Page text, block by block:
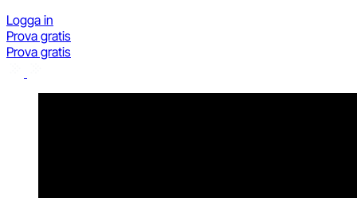
Logga in
Prova gratis
Prova gratis